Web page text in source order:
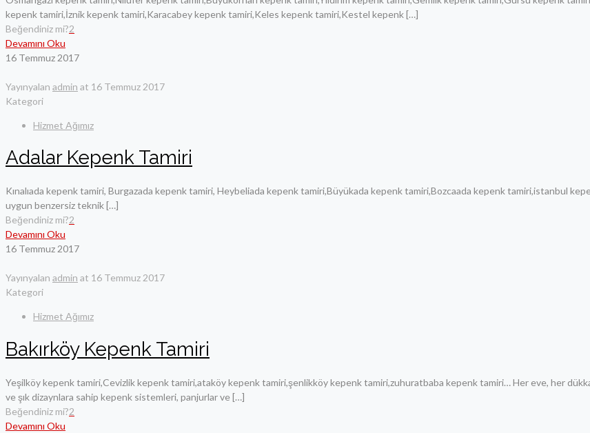
kepenk tamiri,İznik kepenk tamiri,Karacabey kepenk tamiri,Keles kepenk tamiri,Kestel kepenk[…]
Beğendiniz mi?2
Devamını Oku
16 Temmuz 2017
Yayınyalan admin at 16 Temmuz 2017
Kategori
Hizmet Ağımız
Adalar Kepenk Tamiri
Kınalıada kepenk tamiri, Burgazada kepenk tamiri, Heybeliada kepenk tamiri,Büyükada kepenk tamiri,Bozcaada kepenk tamiri,istanbul
uygun benzersiz teknik[…]
Beğendiniz mi?2
Devamını Oku
16 Temmuz 2017
Yayınyalan admin at 16 Temmuz 2017
Kategori
Hizmet Ağımız
Bakırköy Kepenk Tamiri
Yeşilköy kepenk tamiri,Cevizlik kepenk tamiri,ataköy kepenk tamiri,şenlikköy kepenk tamiri,zuhuratbaba kepenk tamiri… Her eve, her
ve şık dizaynlara sahip kepenk sistemleri, panjurlar ve[…]
Beğendiniz mi?2
Devamını Oku